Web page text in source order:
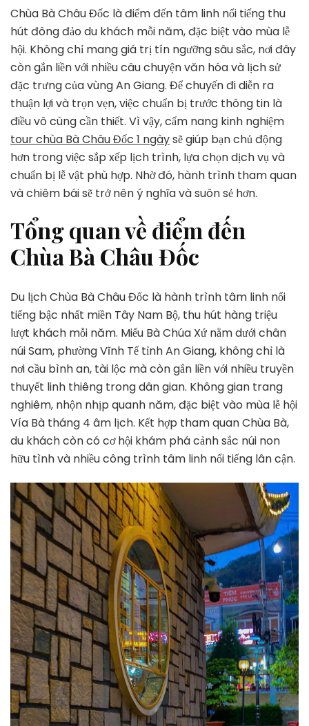
Du
Lịch
Chùa
Bà
Châu
Đốc
Ngày
Chùa Bà Châu Đốc là điểm đến tâm linh nổi tiếng thu
hút đông đảo du khách mỗi năm, đặc biệt vào mùa lễ
hội. Không chỉ mang giá trị tín ngưỡng sâu sắc, nơi đây
còn gắn liền với nhiều câu chuyện văn hóa và lịch sử
đặc trưng của vùng An Giang. Để chuyến đi diễn ra
thuận lợi và trọn vẹn, việc chuẩn bị trước thông tin là
điều vô cùng cần thiết. Vì vậy, cẩm nang kinh nghiệm
tour chùa Bà Châu Đốc 1 ngàysẽ giúp bạn chủ động
hơn trong việc sắp xếp lịch trình, lựa chọn dịch vụ và
chuẩn bị lễ vật phù hợp. Nhờ đó, hành trình tham quan
và chiêm bái sẽ trở nên ý nghĩa và suôn sẻ hơn.
Tổng quan về điểm đến
Chùa Bà Châu Đốc
Du lịch Chùa Bà Châu Đốc là hành trình tâm linh nổi
tiếng bậc nhất miền Tây Nam Bộ, thu hút hàng triệu
lượt khách mỗi năm. Miếu Bà Chúa Xứ nằm dưới chân
núi Sam, phường Vĩnh Tế tỉnh An Giang, không chỉ là
nơi cầu bình an, tài lộc mà còn gắn liền với nhiều truyền
thuyết linh thiêng trong dân gian. Không gian trang
nghiêm, nhộn nhịp quanh năm, đặc biệt vào mùa lễ hội
Vía Bà tháng 4 âm lịch. Kết hợp tham quan Chùa Bà,
du khách còn có cơ hội khám phá cảnh sắc núi non
hữu tình và nhiều công trình tâm linh nổi tiếng lân cận.